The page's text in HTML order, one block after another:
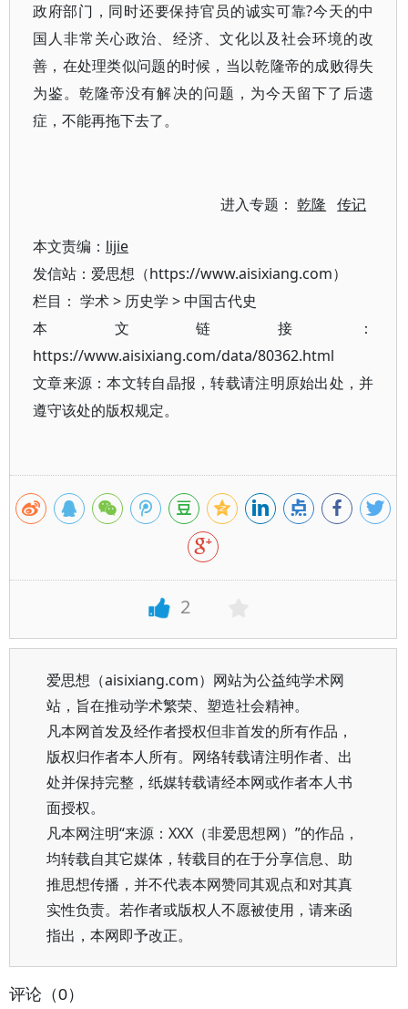
政府部门，同时还要保持官员的诚实可靠?今天的中
国人非常关心政治、经济、文化以及社会环境的改
善，在处理类似问题的时候，当以乾隆帝的成败得失
为鉴。乾隆帝没有解决的问题，为今天留下了后遗
症，不能再拖下去了。
进入专题：乾隆 传记
本文责编： lijie
发信站：爱思想（https://www.aisixiang.com）
栏目： 学术> 历史学 >中国古代史
本文链接：
https://www.aisixiang.com/data/80362.html
文章来源：本文转自晶报，转载请注明原始出处，并
遵守该处的版权规定。
2
爱思想（aisixiang.com）网站为公益纯学术网
站，旨在推动学术繁荣、塑造社会精神。
凡本网首发及经作者授权但非首发的所有作品，
版权归作者本人所有。网络转载请注明作者、出
处并保持完整，纸媒转载请经本网或作者本人书
面授权。
凡本网注明“来源：XXX（非爱思想网）”的作品，
均转载自其它媒体，转载目的在于分享信息、助
推思想传播，并不代表本网赞同其观点和对其真
实性负责。若作者或版权人不愿被使用，请来函
指出，本网即予改正。
评论（0）